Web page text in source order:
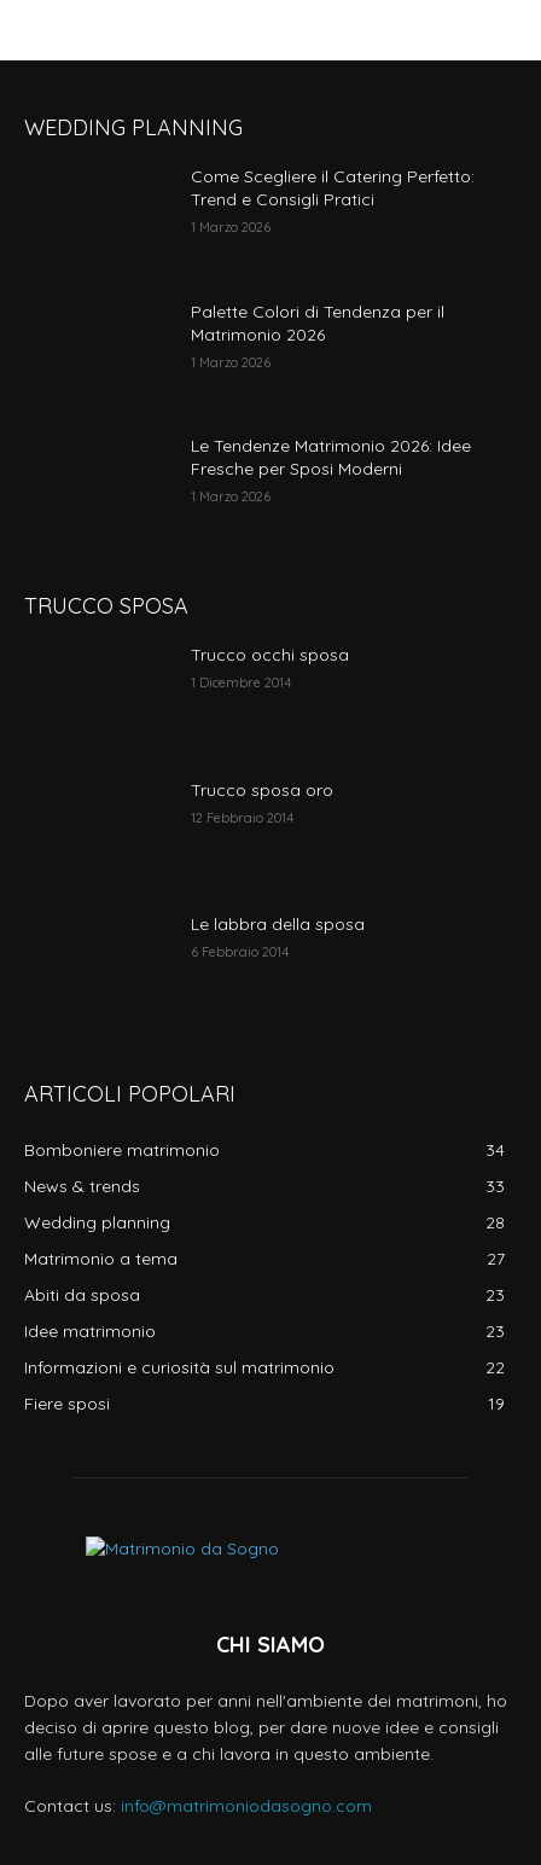
WEDDING PLANNING
Come Scegliere il Catering Perfetto:
Trend e Consigli Pratici
1 Marzo 2026
Palette Colori di Tendenza per il
Matrimonio 2026
1 Marzo 2026
Le Tendenze Matrimonio 2026: Idee
Fresche per Sposi Moderni
1 Marzo 2026
TRUCCO SPOSA
Trucco occhi sposa
1 Dicembre 2014
Trucco sposa oro
12 Febbraio 2014
Le labbra della sposa
6 Febbraio 2014
ARTICOLI POPOLARI
Bomboniere matrimonio
34
News & trends
33
Wedding planning
28
Matrimonio a tema
27
Abiti da sposa
23
Idee matrimonio
23
Informazioni e curiosità sul matrimonio
22
Fiere sposi
19
CHI SIAMO
Dopo aver lavorato per anni nell'ambiente dei matrimoni, ho
deciso di aprire questo blog, per dare nuove idee e consigli
alle future spose e a chi lavora in questo ambiente.
Contact us: info@matrimoniodasogno.com